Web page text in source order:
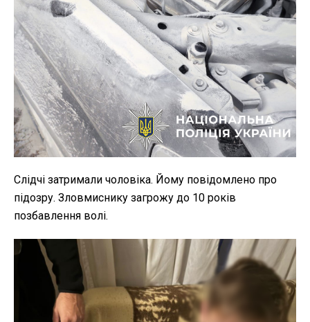
Слідчі затримали чоловіка. Йому повідомлено про
підозру. Зловмиснику загрожу до 10 років
позбавлення волі.